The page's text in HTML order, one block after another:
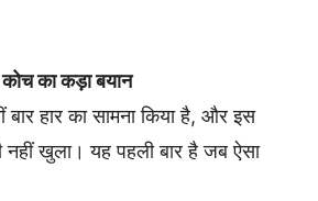
का कड़ा बयान
बार हार का सामना किया है, और इस
नहीं खुला। यह पहली बार है जब ऐसा